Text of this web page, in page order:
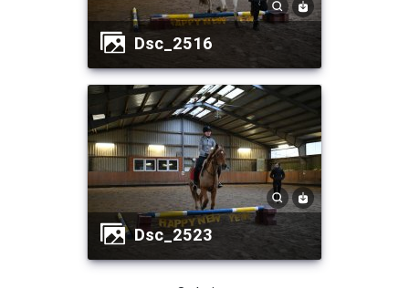
dsc_2516
dsc_2523